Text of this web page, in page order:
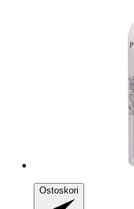
Ostoskori